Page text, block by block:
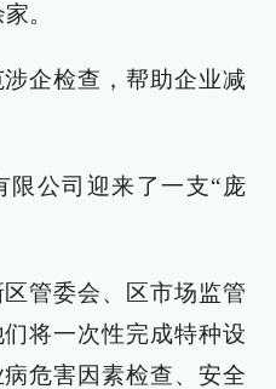
。
企检查，帮助企业减
限公司迎来了一支“庞
管委会、区市场监管
将一次性完成特种设
危害因素检查、安全